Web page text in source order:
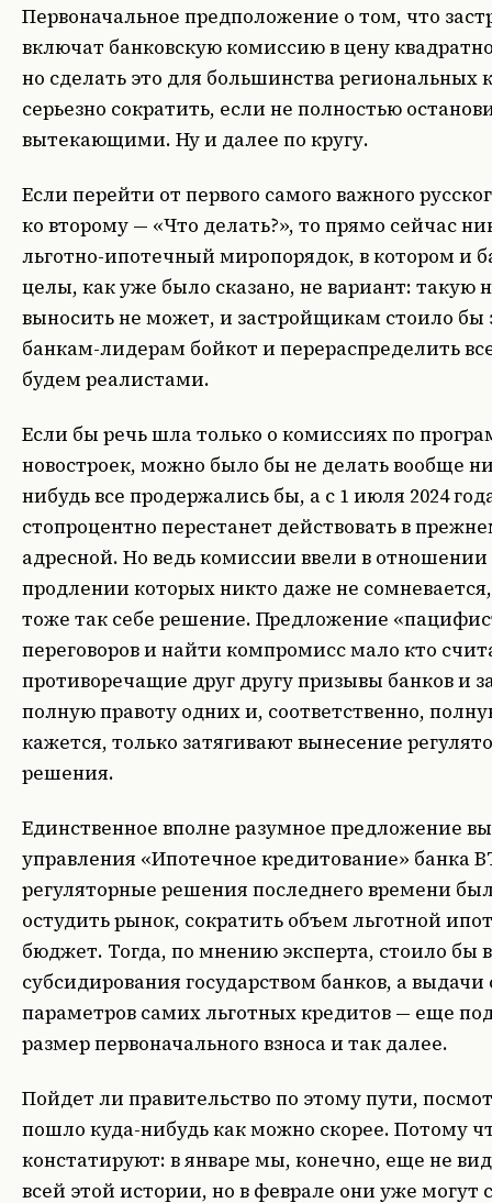
Первоначальное предположение о том, что
включат банковскую комиссию в цену
но сделать это для большинства региональных
серьезно сократить, если не полностью
вытекающими. Ну и далее по кругу.
Если перейти от первого самого важного
ко второму — «Что делать?», то прямо сейчас
льготно-ипотечный миропорядок, в котором и
целы, как уже было сказано, не вариант: такую
выносить не может, и застройщикам стоило бы
банкам-лидерам бойкот и перераспределить
будем реалистами.
Если бы речь шла только о комиссиях по
новостроек, можно было бы не делать вообще
нибудь все продержались бы, а с 1 июля 2024
стопроцентно перестанет действовать в
адресной. Но ведь комиссии ввели в
продлении которых никто даже не
тоже так себе решение. Предложение
переговоров и найти компромисс мало кто
противоречащие друг другу призывы банков и
полную правоту одних и, соответственно,
кажется, только затягивают вынесение
решения.
Единственное вполне разумное предложение
управления «Ипотечное кредитование» банка
регуляторные решения последнего времени
остудить рынок, сократить объем льготной
бюджет. Тогда, по мнению эксперта, стоило бы
субсидирования государством банков, а выдачи
параметров самих льготных кредитов — еще
размер первоначального взноса и так далее.
Пойдет ли правительство по этому пути,
пошло куда-нибудь как можно скорее. Потому
констатируют: в январе мы, конечно, еще не
всей этой истории, но в феврале они уже могут